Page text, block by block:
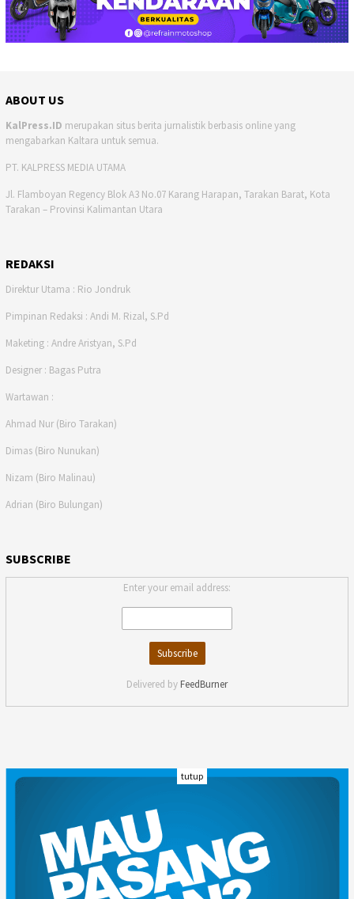
ABOUT US
KalPress.ID merupakan situs berita jurnalistik berbasis online yang
mengabarkan Kaltara untuk semua.
PT. KALPRESS MEDIA UTAMA
Jl. Flamboyan Regency Blok A3 No.07 Karang Harapan, Tarakan Barat, Kota
Tarakan – Provinsi Kalimantan Utara
REDAKSI
Direktur Utama : Rio Jondruk
Pimpinan Redaksi : Andi M. Rizal, S.Pd
Maketing : Andre Aristyan, S.Pd
Designer : Bagas Putra
Wartawan :
Ahmad Nur (Biro Tarakan)
Dimas (Biro Nunukan)
Nizam (Biro Malinau)
Adrian (Biro Bulungan)
SUBSCRIBE
Enter your email address:
Delivered by FeedBurner
INDEKS
KARIR
REDAKSI
PRIVACY POLICY
DISCLAIMER
TENTANG KAMI
KONTAK KAMI
tutup